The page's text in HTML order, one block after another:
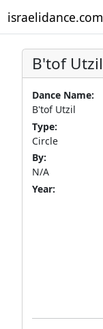
israelidance.com
B'tof Utzil
Dance Name:
B'tof Utzil
Type:
Circle
By:
N/A
Year: